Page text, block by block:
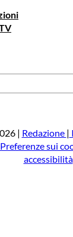
e
a
| Redazione |
Preferenze sui
accessibilità